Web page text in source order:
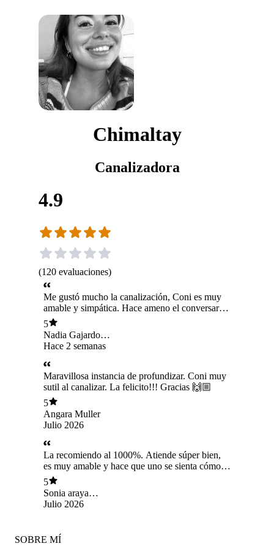
Chimaltay
Canalizadora
4.9
(120 evaluaciones)
Me gustó mucho la canalización, Coni es muy
amable y simpática. Hace ameno el conversar
con ella y se da a entender totalmente.
5
Nadia Gajardo
Valdés
Hace 2 semanas
Maravillosa instancia de profundizar. Coni muy
sutil al canalizar. La felicito!!! Gracias 🙌🏼
5
Angara Muller
Julio 2026
La recomiendo al 1000%. Atiende súper bien,
es muy amable y hace que uno se sienta cómoda
y en confianza desde el primer momento.
5
Sonia araya
maluenda
Julio 2026
SOBRE MÍ